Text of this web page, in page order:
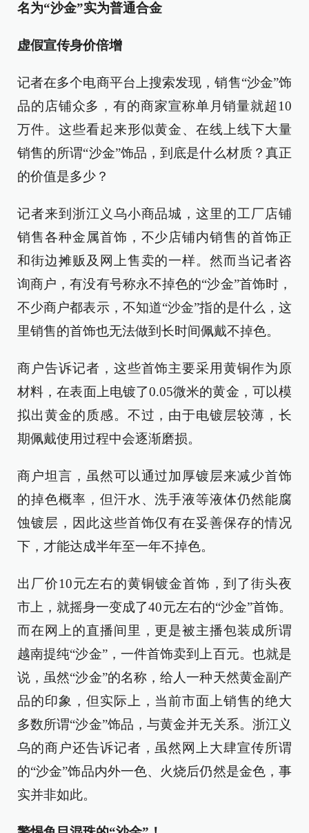
名为“沙金”实为普通合金
虚假宣传身价倍增
记者在多个电商平台上搜索发现，销售“沙金”饰
品的店铺众多，有的商家宣称单月销量就超10
万件。这些看起来形似黄金、在线上线下大量
销售的所谓“沙金”饰品，到底是什么材质？真正
的价值是多少？
记者来到浙江义乌小商品城，这里的工厂店铺
销售各种金属首饰，不少店铺内销售的首饰正
和街边摊贩及网上售卖的一样。然而当记者咨
询商户，有没有号称永不掉色的“沙金”首饰时，
不少商户都表示，不知道“沙金”指的是什么，这
里销售的首饰也无法做到长时间佩戴不掉色。
商户告诉记者，这些首饰主要采用黄铜作为原
材料，在表面上电镀了0.05微米的黄金，可以模
拟出黄金的质感。不过，由于电镀层较薄，长
期佩戴使用过程中会逐渐磨损。
商户坦言，虽然可以通过加厚镀层来减少首饰
的掉色概率，但汗水、洗手液等液体仍然能腐
蚀镀层，因此这些首饰仅有在妥善保存的情况
下，才能达成半年至一年不掉色。
出厂价10元左右的黄铜镀金首饰，到了街头夜
市上，就摇身一变成了40元左右的“沙金”首饰。
而在网上的直播间里，更是被主播包装成所谓
越南提纯“沙金”，一件首饰卖到上百元。也就是
说，虽然“沙金”的名称，给人一种天然黄金副产
品的印象，但实际上，当前市面上销售的绝大
多数所谓“沙金”饰品，与黄金并无关系。浙江义
乌的商户还告诉记者，虽然网上大肆宣传所谓
的“沙金”饰品内外一色、火烧后仍然是金色，事
实并非如此。